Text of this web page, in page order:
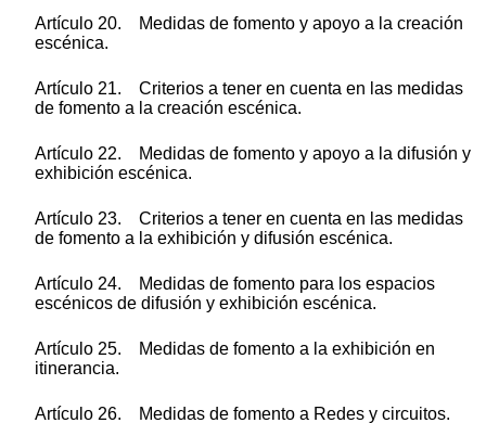
Artículo 20. Medidas de fomento y apoyo a la creación
escénica.
Artículo 21. Criterios a tener en cuenta en las medidas
de fomento a la creación escénica.
Artículo 22. Medidas de fomento y apoyo a la difusión y
exhibición escénica.
Artículo 23. Criterios a tener en cuenta en las medidas
de fomento a la exhibición y difusión escénica.
Artículo 24. Medidas de fomento para los espacios
escénicos de difusión y exhibición escénica.
Artículo 25. Medidas de fomento a la exhibición en
itinerancia.
Artículo 26. Medidas de fomento a Redes y circuitos.